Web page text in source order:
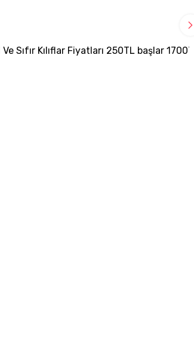
Sıfır Kılıflar Fiyatları 250TL başlar